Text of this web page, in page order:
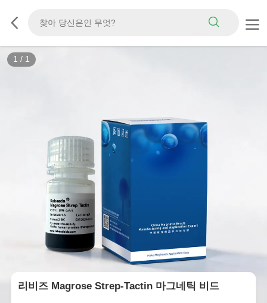
1 / 1
리비즈 Magrose Strep-Tactin 마그네틱 비드